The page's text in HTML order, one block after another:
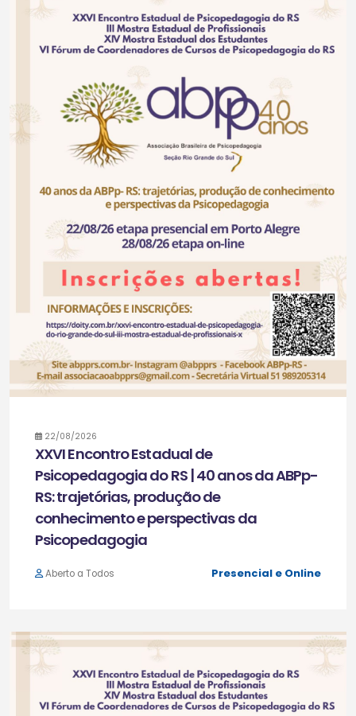
22/08/2026
XXVI Encontro Estadual de
Psicopedagogia do RS | 40 anos da ABPp-
RS: trajetórias, produção de
conhecimento e perspectivas da
Psicopedagogia
Presencial e Online
Aberto a Todos